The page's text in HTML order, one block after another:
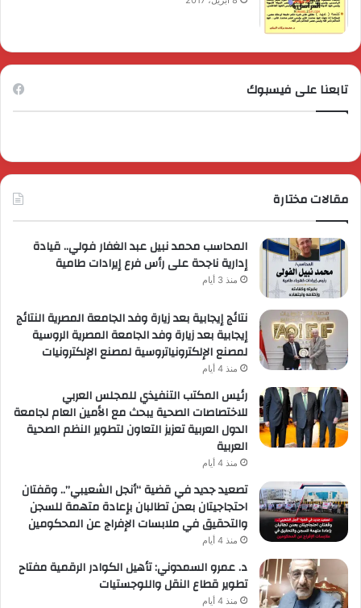
تابعنا على فيسبوك
مقالات مختارة
المحاسب محمد نبيل عبد الغفار فولي.. قيادة
إدارية ناجحة على رأس فرع إيرادات طامية
منذ 3 أيام
نتائج إيجابية بعد زيارة وفد الجامعة المصرية النتائج
إيجابية بعد زيارة وفد الجامعة المصرية الروسية
لمصنع الإلكترونياتروسية لمصنع الإلكترونيات
منذ 4 أيام
رئيس المكتب التنفيذي للمجلس العربي
للاختصاصات الصحية يبحث مع الأمين العام لجامعة
الدول العربية تعزيز التعاون لتطوير النظم الصحية
العربية
منذ 4 أيام
تصعيد جديد في قضية “أنجل الشعيبي”.. وقفتان
احتجاجيتان بعدن تطالبان بإعادة متهمة للسجن
والتحقيق في ملابسات الإفراج عن المحكومين
منذ 4 أيام
د. عمرو السمدوني: تأهيل الكوادر الرقمية مفتاح
تطوير قطاع النقل واللوجستيات
منذ 4 أيام